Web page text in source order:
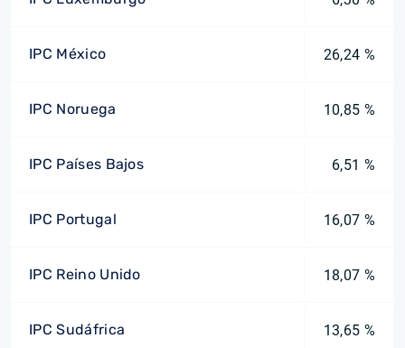
IPC México 26,24 %
IPC Noruega 10,85 %
IPC Países Bajos 6,51 %
IPC Portugal 16,07 %
IPC Reino Unido 18,07 %
IPC Sudáfrica 13,65 %